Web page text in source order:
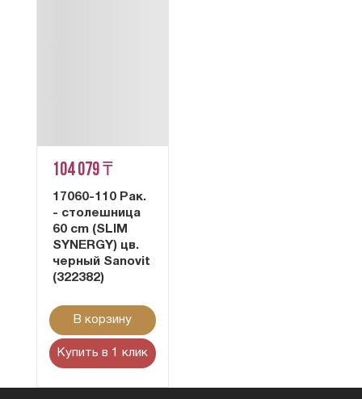
104 079 ₸
17060-110 Рак.
- столешница
60 cm (SLIM
SYNERGY) цв.
черный Sanovit
(322382)
В корзину
Купить в 1 клик